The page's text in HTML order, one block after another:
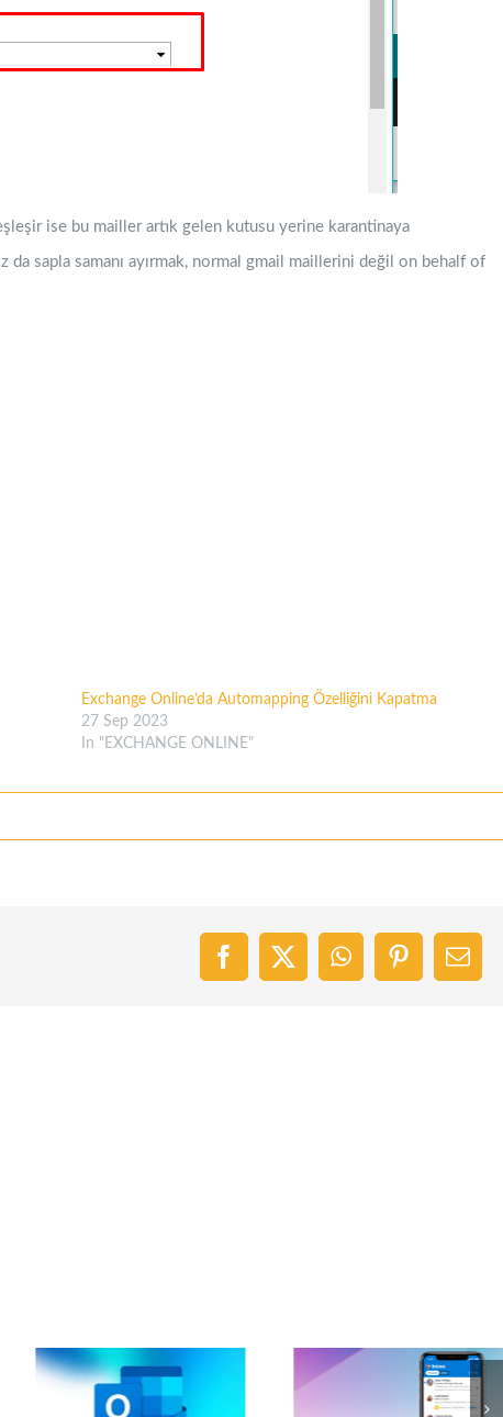
ise bu mailler artık gelen kutusu yerine karantinaya
sapla samanı ayırmak, normal gmail maillerini değil on behalf of
Exchange Online’da Automapping Özelliğini Kapatma
27 Sep 2023
In "EXCHANGE ONLINE"
Facebook
X WhatsAppPinterest